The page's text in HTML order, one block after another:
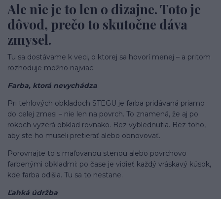
Ale nie je to len o dizajne. Toto je
dôvod, prečo to skutočne dáva
zmysel.
Tu sa dostávame k veci, o ktorej sa hovorí menej – a pritom
rozhoduje možno najviac.
Farba, ktorá nevychádza
Pri tehlových obkladoch STEGU je farba pridávaná priamo
do celej zmesi – nie len na povrch. To znamená, že aj po
rokoch vyzerá obklad rovnako. Bez vyblednutia. Bez toho,
aby ste ho museli pretierať alebo obnovovať.
Porovnajte to s maľovanou stenou alebo povrchovo
farbenými obkladmi: po čase je vidieť každý vráskavý kúsok,
kde farba odišla. Tu sa to nestane.
Ľahká údržba